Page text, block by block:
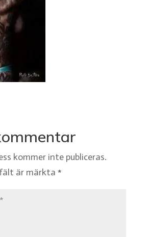
kommer inte publiceras.
är märkta *